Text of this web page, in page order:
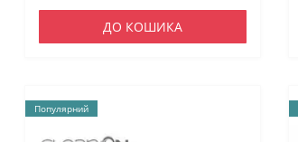
ДО КОШИКА
Популярний